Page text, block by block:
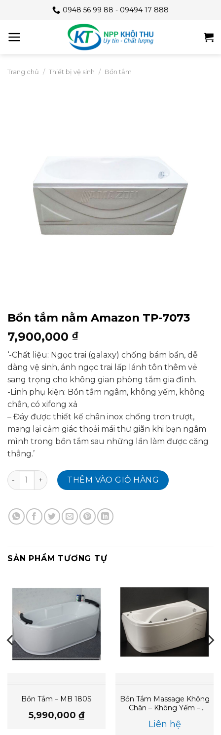
content
0948 56 99 88 - 09494 17 888
Trang chủ / Thiết bị vệ sinh / Bồn tắm
Bồn tắm nằm Amazon TP-7073
7,900,000 ₫
‘-Chất liệu: Ngọc trai (galaxy) chống bám bẩn, dễ
dàng vệ sinh, ánh ngọc trai lấp lánh tôn thêm vẻ
sang trọng cho không gian phòng tắm gia đình.
-Linh phụ kiện: Bồn tắm ngâm, không yếm, không
chân, có xifong xả
– Đáy được thiết kế chân inox chống trơn trượt,
mang lại cảm giác thoải mái thư giãn khi bạn ngâm
mình trong bồn tắm sau những lần làm được căng
thẳng.’
Bồn tắm nằm Amazon TP-7073 số lượng
THÊM VÀO GIỎ HÀNG
SẢN PHẨM TƯƠNG TỰ
Bồn Tắm – MB 180S
5,990,000 ₫
Bồn Tắm Massage Không
Chân – Không Yếm –
Liên hệ